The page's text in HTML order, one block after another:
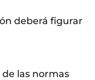
deberá figurar
las normas